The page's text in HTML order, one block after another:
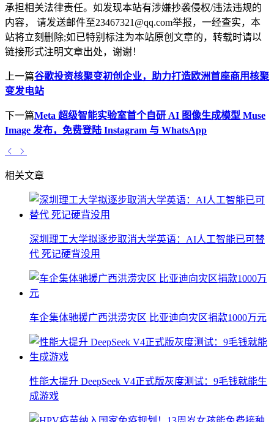
承担相关法律责任。如发现本站有涉嫌抄袭侵权/违法违规的
内容， 请发送邮件至23467321@qq.com举报，一经查实，本
站将立刻删除;如已特别标注为本站原创文章的，转载时请以
链接形式注明文章出处，谢谢！
上一篇谷歌投资核聚变初创企业，助力打造欧洲首座商用核聚
变发电站
下一篇Meta 超级智能实验室首个自研 AI 图像生成模型 Muse
Image 发布，免费登陆 Instagram 与 WhatsApp
相关文章
深圳理工大学拟逐步取消大学英语：AI人工智能已可替
代 死记硬背没用
车企集体驰援广西洪涝灾区 比亚迪向灾区捐款1000万元
性能大提升 DeepSeek V4正式版灰度测试：9毛钱就能生
成游戏